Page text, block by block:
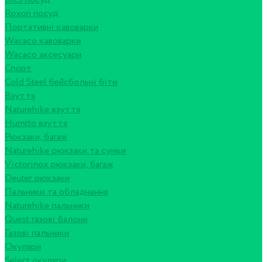
Roxon посуд
Портативні кавоварки
Wacaco кавоварки
Wacaco аксесуари
Спорт
Cold Steel бейсбольні біти
Взуття
Naturehike взуття
Humtto взуття
Рюкзаки, багаж
Naturehike рюкзаки та сумки
Victorinox рюкзаки, багаж
Deuter рюкзаки
Пальники та обладнання
Naturehike пальники
Quest газові балони
Газові пальники
Окуляри